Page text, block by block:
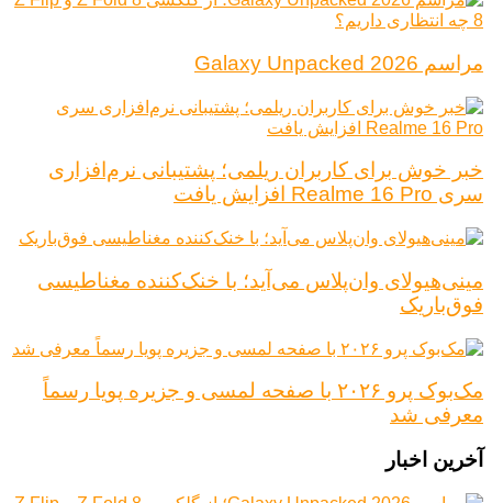
مراسم Galaxy Unpacked 2026
خبر خوش برای کاربران ریلمی؛ پشتیبانی نرم‌افزاری
سری Realme 16 Pro افزایش یافت
مینی‌هیولای وان‌پلاس می‌آید؛ با خنک‌کننده مغناطیسی
فوق‌باریک
مک‌بوک پرو ۲۰۲۶ با صفحه لمسی و جزیره پویا رسماً
معرفی شد
آخرین اخبار